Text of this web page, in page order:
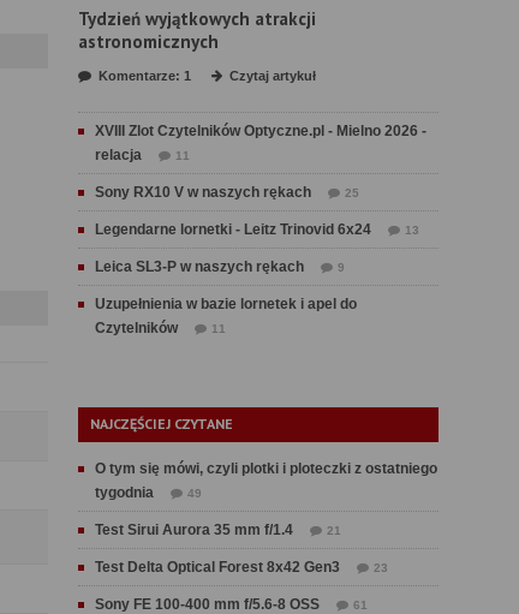
Tydzień wyjątkowych atrakcji
astronomicznych
Komentarze: 1 Czytaj artykuł
XVIII Zlot Czytelników Optyczne.pl - Mielno 2026 -
relacja
11
Sony RX10 V w naszych rękach 25
Legendarne lornetki - Leitz Trinovid 6x24 13
Leica SL3-P w naszych rękach 9
Uzupełnienia w bazie lornetek i apel do
Czytelników
11
NAJCZĘŚCIEJ CZYTANE
O tym się mówi, czyli plotki i ploteczki z ostatniego
tygodnia
49
Test Sirui Aurora 35 mm f/1.4 21
Test Delta Optical Forest 8x42 Gen3 23
Sony FE 100-400 mm f/5.6-8 OSS 61